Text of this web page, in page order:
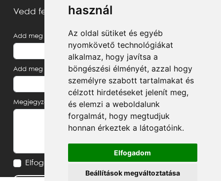
használ
Az oldal sütiket és egyéb
nyomkövető technológiákat
alkalmaz, hogy javítsa a
böngészési élményét, azzal hogy
személyre szabott tartalmakat és
célzott hirdetéseket jelenít meg,
és elemzi a weboldalunk
forgalmát, hogy megtudjuk
honnan érkeztek a látogatóink.
Elfogadom
Beállítások megváltoztatása
Vedd fel velünk a kapcsolatot
Add meg a neved
Add meg az e-mail címed
Megjegyzés, üzenet
Elfogadom azAdatvédelmi tájékoztatót